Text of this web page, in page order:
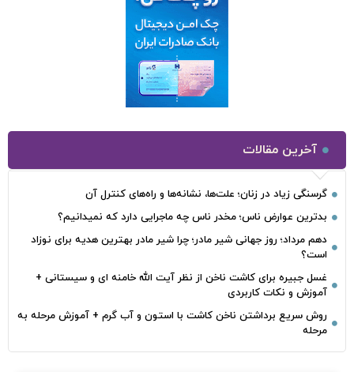
آخرین مقالات
گرسنگی زیاد در زنان؛ علت‌ها، نشانه‌ها و راه‌های کنترل آن
بدترین عوارض ناس؛ مخدر ناس چه ماجرایی دارد که نمیدانیم؟
دهم مرداد؛ روز جهانی شیر مادر؛ چرا شیر مادر بهترین هدیه برای نوزاد
است؟
غسل جبیره برای کاشت ناخن از نظر آیت الله خامنه ای و سیستانی +
آموزش و نکات کاربردی
روش سریع برداشتن ناخن کاشت با استون و آب گرم + آموزش مرحله به
مرحله